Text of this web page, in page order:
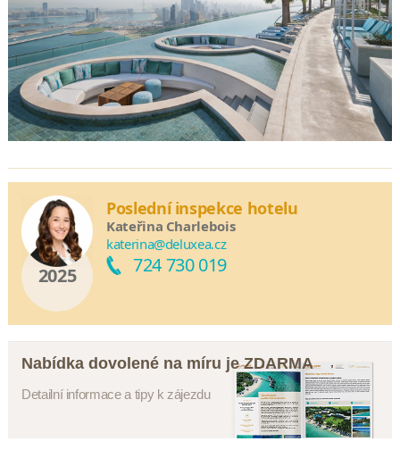
2025
Poslední inspekce hotelu
Kateřina Charlebois
katerina@deluxea.cz
724 730 019
Nabídka dovolené na míru je ZDARMA
Detailní informace a tipy k zájezdu